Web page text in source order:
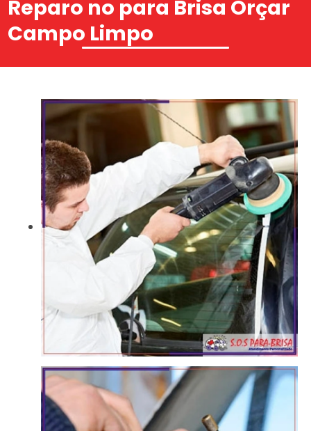
Reparo no para Brisa Orçar
Campo Limpo